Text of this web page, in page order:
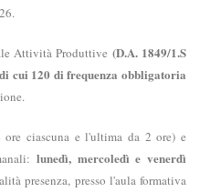
Attività Produttive (D.A. 1849/1.S
cui 120 di frequenza obbligatoria
ciascuna e l'ultima da 2 ore) e
lunedì, mercoledì e venerdì
presenza, presso l'aula formativa